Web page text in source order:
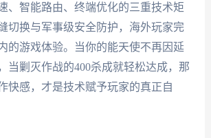
、智能路由、终端优化的三重技术矩
切换与军事级安全防护，海外玩家完
的游戏体验。当你的能天使不再因延
当剿灭作战的400杀成就轻松达成，那
快感，才是技术赋予玩家的真正自